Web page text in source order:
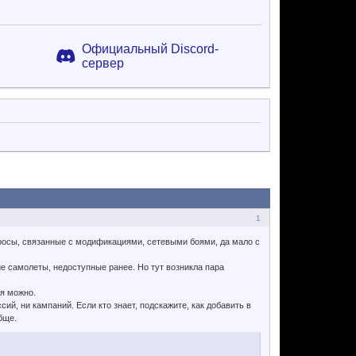
Официальный Discord-
сервер
1
связанные с модификациями, сетевыми боями, да мало с
самолеты, недоступные ранее. Но тут возникла пара
можно.
ни кампаний. Если кто знает, подскажите, как добавить в